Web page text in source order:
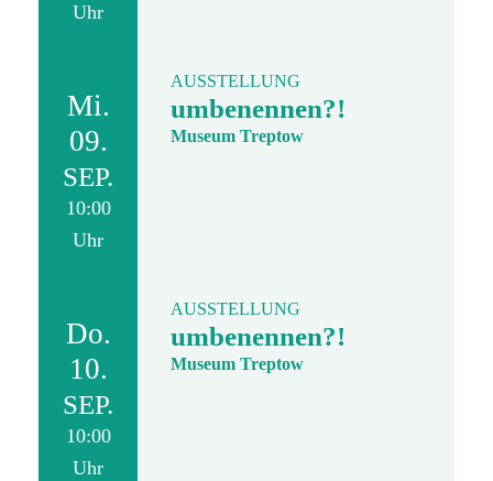
Uhr
Mi.
09.
SEP.
10:00
Uhr
AUSSTELLUNG
umbenennen?!
Museum Treptow
Do.
10.
SEP.
10:00
Uhr
AUSSTELLUNG
umbenennen?!
Museum Treptow